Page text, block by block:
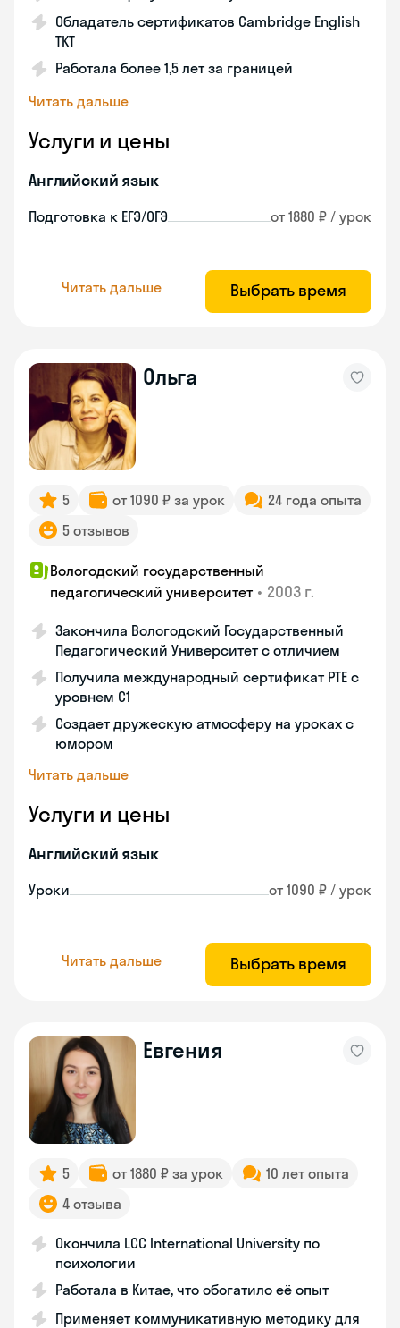
Обладатель сертификатов Cambridge English
TKT
Работала более 1,5 лет за границей
Читать дальше
Услуги и цены
Английский язык
Подготовка к ЕГЭ/ОГЭ от 1880 ₽ / урок
Читать дальше Выбрать время
Ольга
5 от 1090 ₽ за урок
24 года опыта
5 отзывов
Вологодский государственный
педагогический университет • 2003 г.
Закончила Вологодский Государственный
Педагогический Университет с отличием
Получила международный сертификат PTE с
уровнем C1
Создает дружескую атмосферу на уроках с
юмором
Читать дальше
Услуги и цены
Английский язык
Уроки от 1090 ₽ / урок
Читать дальше Выбрать время
Евгения
5 от 1880 ₽ за урок
10 лет опыта
4 отзыва
Окончила LCC International University по
психологии
Работала в Китае, что обогатило её опыт
Применяет коммуникативную методику для